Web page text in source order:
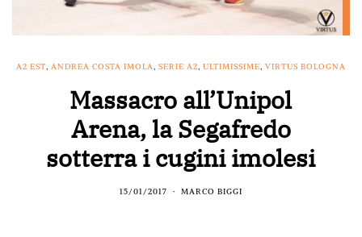
A2 EST, ANDREA COSTA IMOLA, SERIE A2, ULTIMISSIME, VIRTUS BOLOGNA
Massacro all’Unipol
Arena, la Segafredo
sotterra i cugini imolesi
15/01/2017 MARCO BIGGI